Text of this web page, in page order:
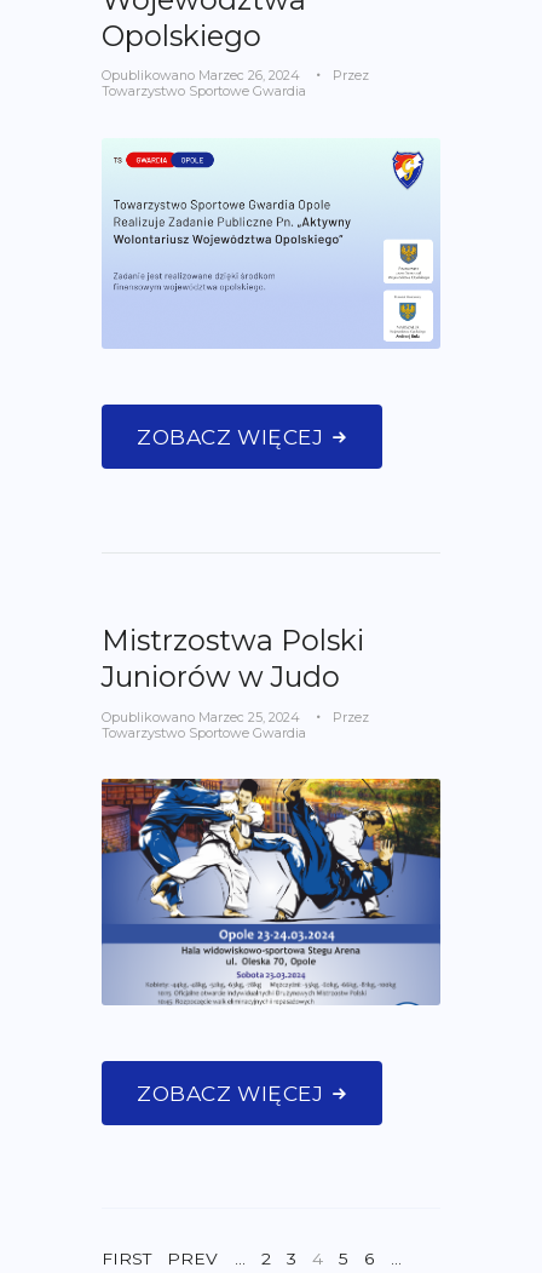
Opolskiego
Opublikowano Marzec 26, 2024
Przez
Towarzystwo Sportowe Gwardia
ZOBACZ WIĘCEJ
Mistrzostwa Polski
Juniorów w Judo
Opublikowano Marzec 25, 2024
Przez
Towarzystwo Sportowe Gwardia
ZOBACZ WIĘCEJ
FIRST PREV 2 3 4 5 6